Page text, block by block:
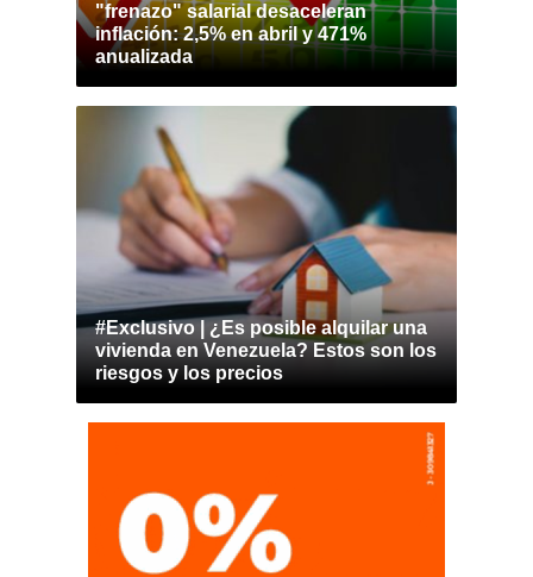
"frenazo" salarial desaceleran
inflación: 2,5% en abril y 471%
anualizada
#Exclusivo | ¿Es posible alquilar una
vivienda en Venezuela? Estos son los
riesgos y los precios